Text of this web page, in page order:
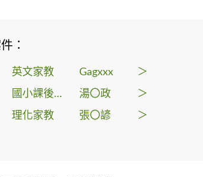
：
英文家教 Gagxxx ＞
國小課後輔導 湯〇政 ＞
理化家教 張〇諺 ＞